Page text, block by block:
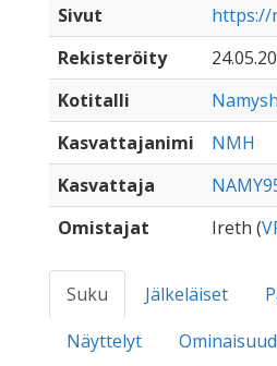
Sivut
https://
Rekisteröity
Kotitalli
Kasvattajanimi
NMH
Kasvattaja
Omistajat
Ireth (
Suku Jälkeläiset
Näyttelyt